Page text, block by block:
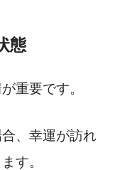
態
重要です。
、幸運が訪れ
す。